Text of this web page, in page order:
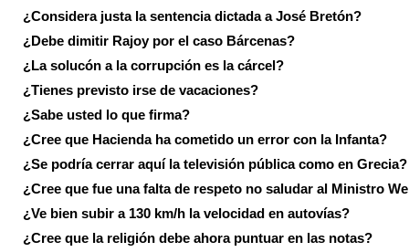
¿Considera justa la sentencia dictada a José Bretón?
¿Debe dimitir Rajoy por el caso Bárcenas?
¿La solucón a la corrupción es la cárcel?
¿Tienes previsto irse de vacaciones?
¿Sabe usted lo que firma?
¿Cree que Hacienda ha cometido un error con la Infanta?
¿Se podría cerrar aquí la televisión pública como en Grecia?
¿Cree que fue una falta de respeto no saludar al Ministro
¿Ve bien subir a 130 km/h la velocidad en autovías?
¿Cree que la religión debe ahora puntuar en las notas?